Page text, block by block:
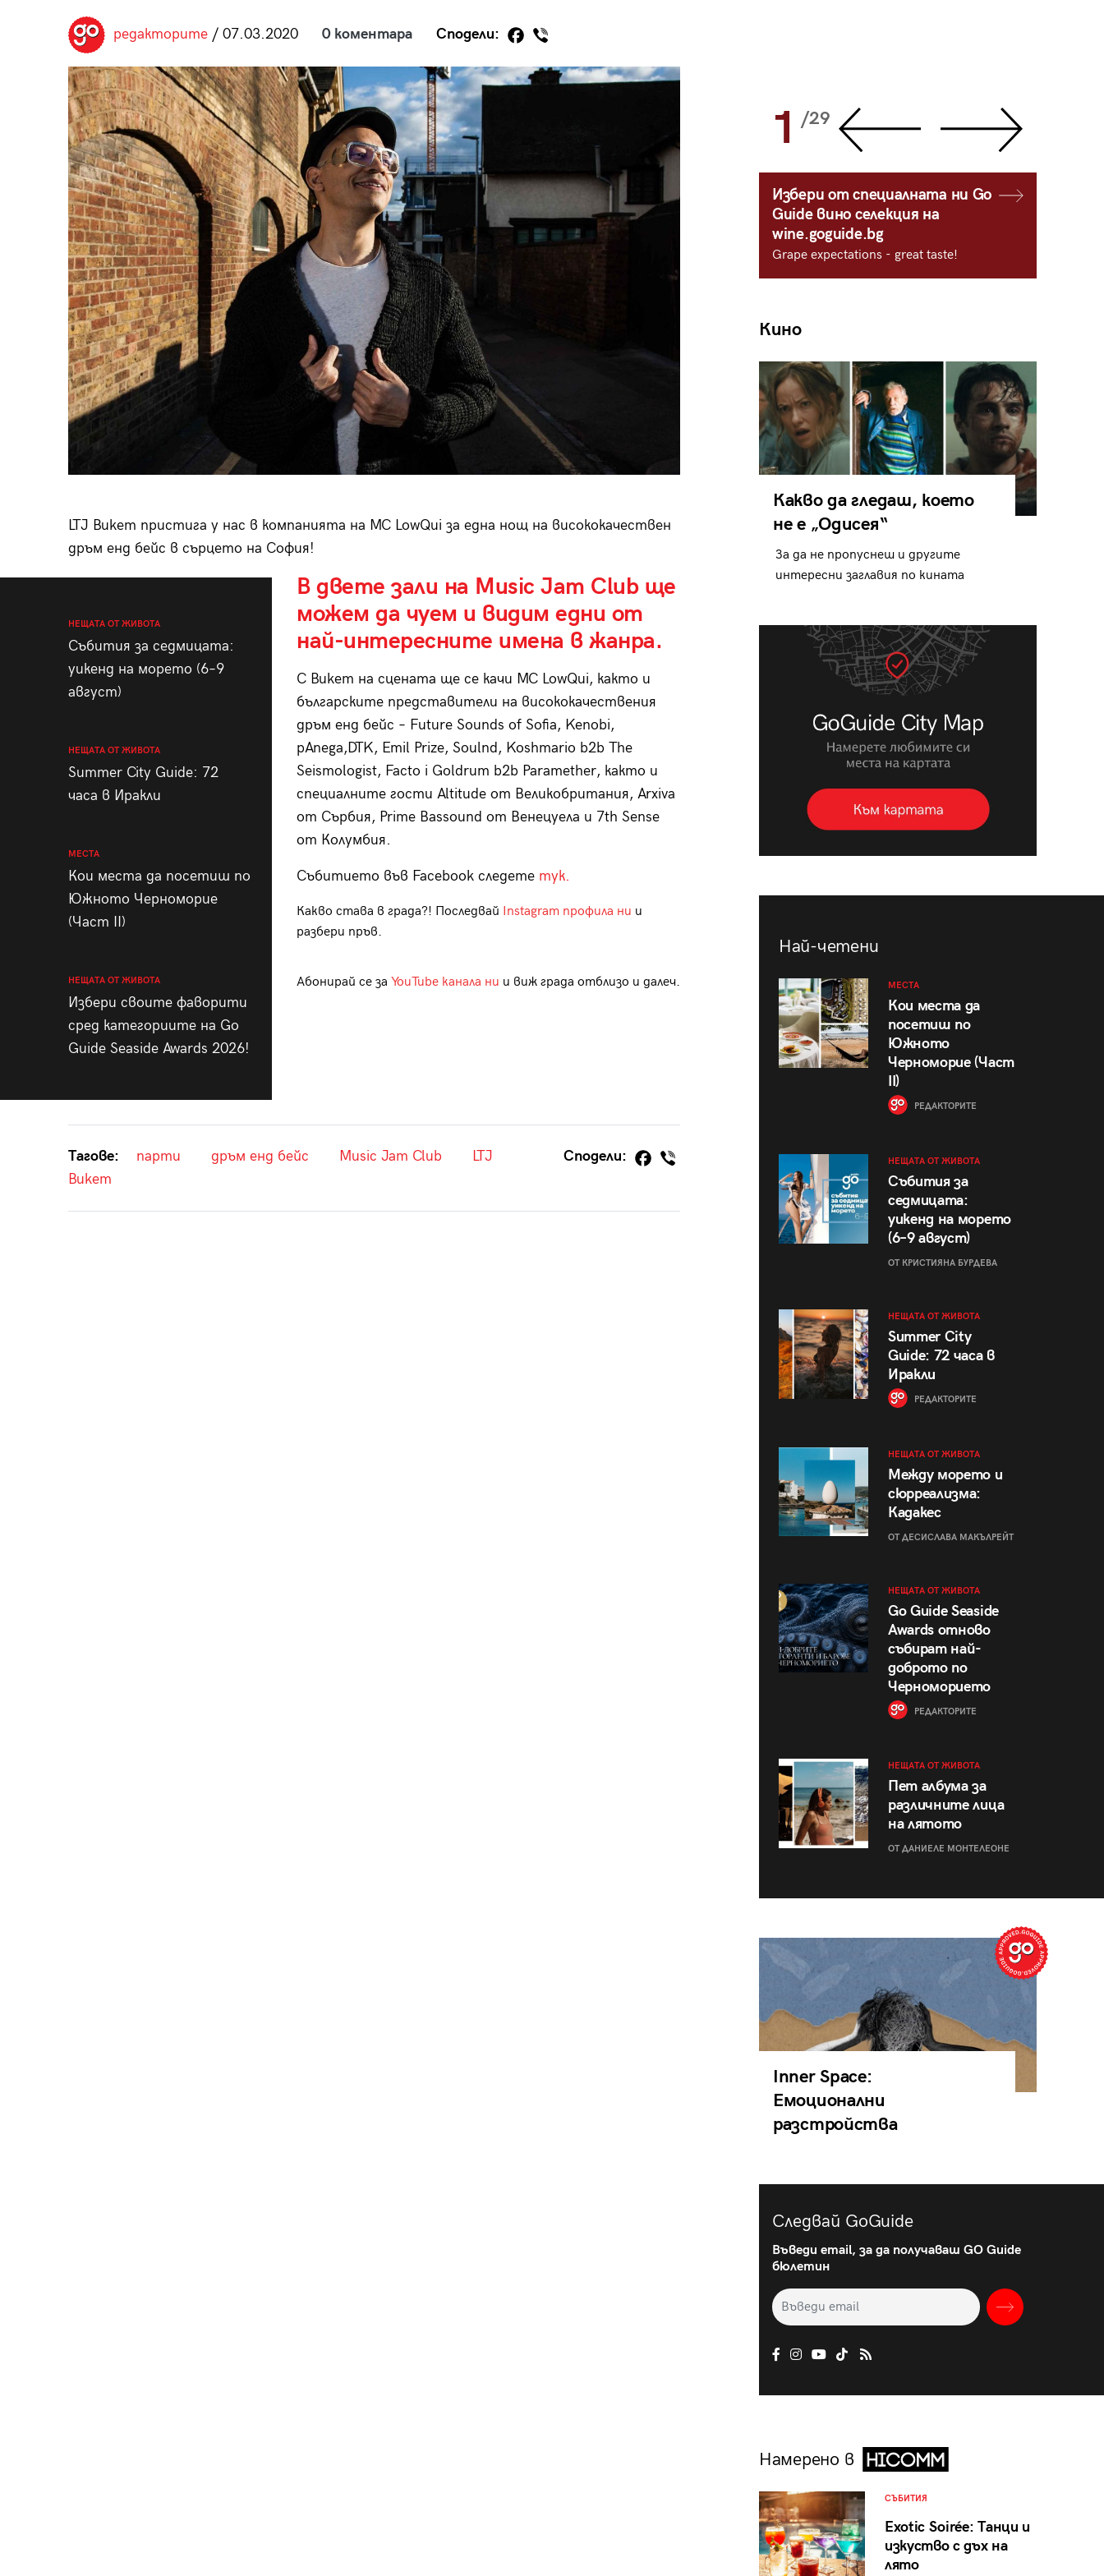
редакторите/ 07.03.2020 0 коментара Сподели:
LTJ Bukem пристига у нас в компанията на MC LowQui за една нощ на висококачествен
дръм енд бейс в сърцето на София!
НЕЩАТА ОТ ЖИВОТА
Събития за седмицата:
уикенд на морето (6–9
август)
НЕЩАТА ОТ ЖИВОТА
Summer City Guide: 72
часа в Иракли
МЕСТА
Кои места да посетиш по
Южното Черноморие
(Част II)
НЕЩАТА ОТ ЖИВОТА
Избери своите фаворити
сред категориите на Go
Guide Seaside Awards 2026!
В двете зали на Music Jam Club ще
можем да чуем и видим едни от
най-интересните имена в жанра.
С Bukem на сцената ще се качи MC LowQui, както и
българските представители на висококачествения
дръм енд бейс – Future Sounds of Sofia, Kenobi,
pAnega,DTK, Emil Prize, Soulnd, Koshmario b2b The
Seismologist, Facto i Goldrum b2b Paramether, както и
специалните гости Altitude от Великобритания, Arxiva
oт Сърбия, Prime Bassound от Венецуела и 7th Sense
от Колумбия.
Събитието във Facebook следете тук.
Какво става в града?! Последвай Instagram профила ни и
разбери пръв.
Абонирай се за YouTube канала ни и виж града отблизо и далеч.
Тагове: парти дръм енд бейс Music Jam Club
LTJ
Bukem
Сподели:
28/29 29 1 /29
Избери от специалната ни Go
Guide вино селекция на
wine.goguide.bg
Grape expectations - great taste!
Кино
Какво да гледаш, което
не е „Одисея“
За да не пропуснеш и другите
интересни заглавия по кината
Най-четени
МЕСТА
Кои места да
посетиш по
Южното
Черноморие (Част
II)
РЕДАКТОРИТЕ
НЕЩАТА ОТ ЖИВОТА
Събития за
седмицата:
уикенд на морето
(6–9 август)
ОТ КРИСТИЯНА БУРДЕВА
НЕЩАТА ОТ ЖИВОТА
Summer City
Guide: 72 часа в
Иракли
РЕДАКТОРИТЕ
НЕЩАТА ОТ ЖИВОТА
Между морето и
сюрреализма:
Кадакес
ОТ ДЕСИСЛАВА МАКЪЛРЕЙТ
НЕЩАТА ОТ ЖИВОТА
Go Guide Seaside
Awards отново
събират най-
доброто по
Черноморието
РЕДАКТОРИТЕ
НЕЩАТА ОТ ЖИВОТА
Пет албума за
различните лица
на лятото
ОТ ДАНИЕЛЕ МОНТЕЛЕОНЕ
Inner Space:
Емоционални
разстройства
Следвай GoGuide
Въведи email, за да получаваш GO Guide
бюлетин
Намерено в
СЪБИТИЯ
Exotic Soirée: Танци и
изкуство с дъх на
лято